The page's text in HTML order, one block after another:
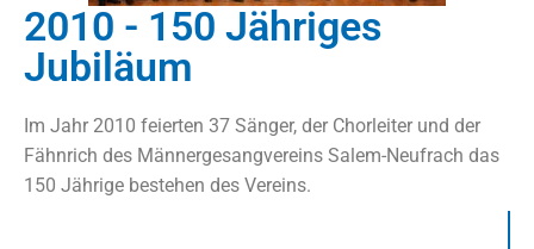
2010 - 150 Jähriges
Jubiläum
Im Jahr 2010 feierten 37 Sänger, der Chorleiter und der
Fähnrich des Männergesangvereins Salem-Neufrach das
150 Jährige bestehen des Vereins.